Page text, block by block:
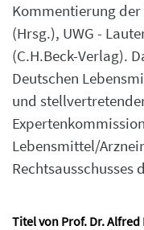
Kommentierung
(Hrsg.), UWG -
(C.H.Beck-Verlag).
Deutschen
und
Lebensmittel/
Rechtsausschusses
Titel von Prof. Dr. Alfred